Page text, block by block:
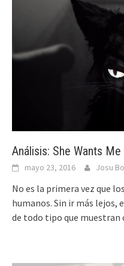
Análisis: She Wants Me
mayo 23, 2016 Josu
No es la primera vez que
humanos. Sin ir más lejos,
de todo tipo que muestran